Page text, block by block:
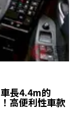
長4.4m的
高便利性車款